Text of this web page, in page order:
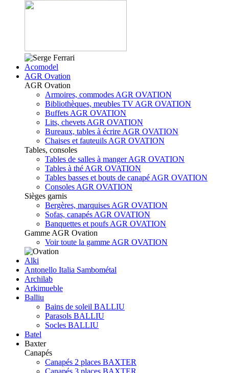
Acomodel
AGR Ovation
AGR Ovation
Armoires, commodes AGR OVATION
Bibliothèques, meubles TV AGR OVATION
Buffets AGR OVATION
Lits, chevets AGR OVATION
Bureaux, tables à écrire AGR OVATION
Chaises et fauteuils AGR OVATION
Tables, consoles
Tables de salles à manger AGR OVATION
Tables à thé AGR OVATION
Tables basses et bouts de canapé AGR OVATION
Consoles AGR OVATION
Sièges garnis
Bergères, marquises AGR OVATION
Sofas, canapés AGR OVATION
Banquettes et poufs AGR OVATION
Gamme AGR Ovation
Voir toute la gamme AGR OVATION
Alki
Antonello Italia Sambométal
Archilab
Arkimueble
Balliu
Bains de soleil BALLIU
Parasols BALLIU
Socles BALLIU
Batel
Baxter
Canapés
Canapés 2 places BAXTER
Canapés 3 places BAXTER